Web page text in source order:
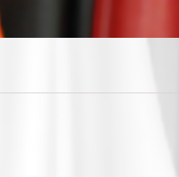
recherche